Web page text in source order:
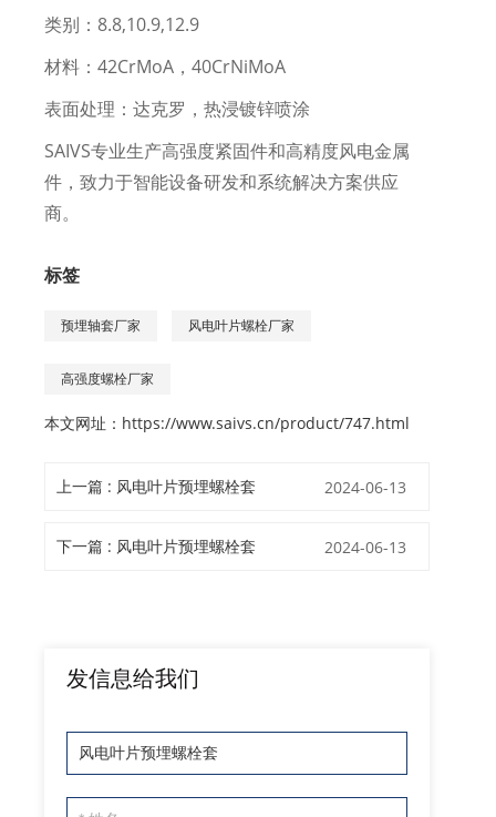
类别：8.8,10.9,12.9
材料：42CrMoA，40CrNiMoA
表面处理：达克罗，热浸镀锌喷涂
SAIVS专业生产高强度紧固件和高精度风电金属
件，致力于智能设备研发和系统解决方案供应
商。
标签
预埋轴套厂家 风电叶片螺栓厂家
高强度螺栓厂家
本文网址： https://www.saivs.cn/product/747.html
上一篇 : 风电叶片预埋螺栓套 2024-06-13
下一篇 : 风电叶片预埋螺栓套 2024-06-13
发信息给我们